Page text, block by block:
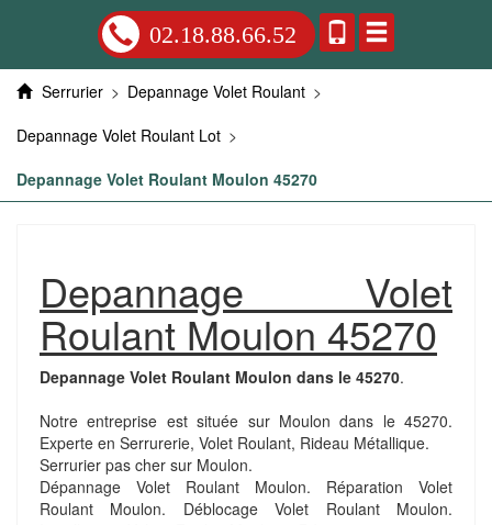
02.18.88.66.52
Serrurier > Depannage Volet Roulant >
Depannage Volet Roulant Lot >
Depannage Volet Roulant Moulon 45270
Depannage Volet
Roulant Moulon 45270
Depannage Volet Roulant Moulon dans le 45270.
Notre entreprise est située sur Moulon dans le 45270.
Experte en Serrurerie, Volet Roulant, Rideau Métallique.
Serrurier pas cher sur Moulon.
Dépannage Volet Roulant Moulon. Réparation Volet
Roulant Moulon. Déblocage Volet Roulant Moulon.